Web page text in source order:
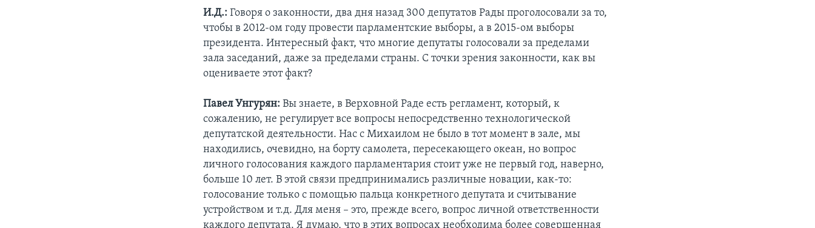
И.Д.: Говоря о законности, два дня назад 300 депутатов Рады проголосовали за то,
чтобы в 2012-ом году провести парламентские выборы, а в 2015-ом выборы
президента. Интересный факт, что многие депутаты голосовали за пределами
зала заседаний, даже за пределами страны. С точки зрения законности, как вы
оцениваете этот факт?
Павел Унгурян: Вы знаете, в Верховной Раде есть регламент, который, к
сожалению, не регулирует все вопросы непосредственно технологической
депутатской деятельности. Нас с Михаилом не было в тот момент в зале, мы
находились, очевидно, на борту самолета, пересекающего океан, но вопрос
личного голосования каждого парламентария стоит уже не первый год, наверно,
больше 10 лет. В этой связи предпринимались различные новации, как-то:
голосование только с помощью пальца конкретного депутата и считывание
устройством и т.д. Для меня – это, прежде всего, вопрос личной ответственности
каждого депутата. Я думаю, что в этих вопросах необходима более совершенная